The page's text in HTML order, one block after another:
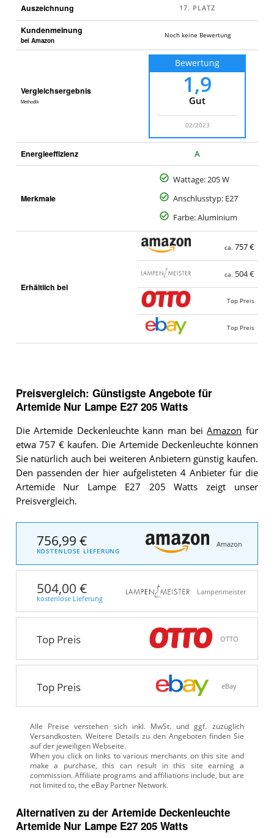
Auszeichnung
Kundenmeinung
bei Amazon
Noch keine Bewertung
Vergleichsergebnis
Methodik
Bewertung
1,9
Gut
02/2023
Energieeffizienz A
Merkmale
Wattage: 205 W
Anschlusstyp: E27
Farbe: Aluminium
Erhältlich bei
ca. 757 €
ca. 504 €
Top Preis
Top Preis
Preisvergleich: Günstigste Angebote für
Artemide Nur Lampe E27 205 Watts
Die Artemide Deckenleuchte kann man beiAmazon für
etwa 757 € kaufen. Die Artemide Deckenleuchte können
Sie natürlich auch bei weiteren Anbietern günstig kaufen.
Den passenden der hier aufgelisteten 4 Anbieter für die
Artemide Nur Lampe E27 205 Watts zeigt unser
Preisvergleich.
756,99 €
KOSTENLOSE LIEFERUNG
Amazon
504,00 €
kostenlose Lieferung
Lampenmeister
Top Preis OTTO
Top Preis eBay
Alle Preise verstehen sich inkl. MwSt. und ggf. zuzüglich
Versandkosten. Weitere Details zu den Angeboten finden Sie
auf der jeweiligen Webseite.
Alternativen zu der Artemide Deckenleuchte
Artemide Nur Lampe E27 205 Watts